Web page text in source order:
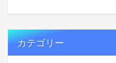
カテゴリー